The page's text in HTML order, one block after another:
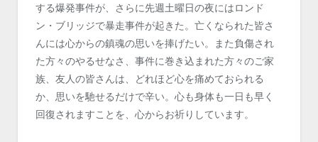
する爆発事件が、さらに先週土曜日の夜にはロンド
ン・ブリッジで暴走事件が起きた。亡くなられた皆さ
んには心からの鎮魂の思いを捧げたい。また負傷され
た方々のやるせなさ、事件に巻き込まれた方々のご家
族、友人の皆さんは、どれほど心を痛めておられる
か、思いを馳せるだけで辛い。心も身体も一日も早く
回復されますことを、心からお祈りしています。